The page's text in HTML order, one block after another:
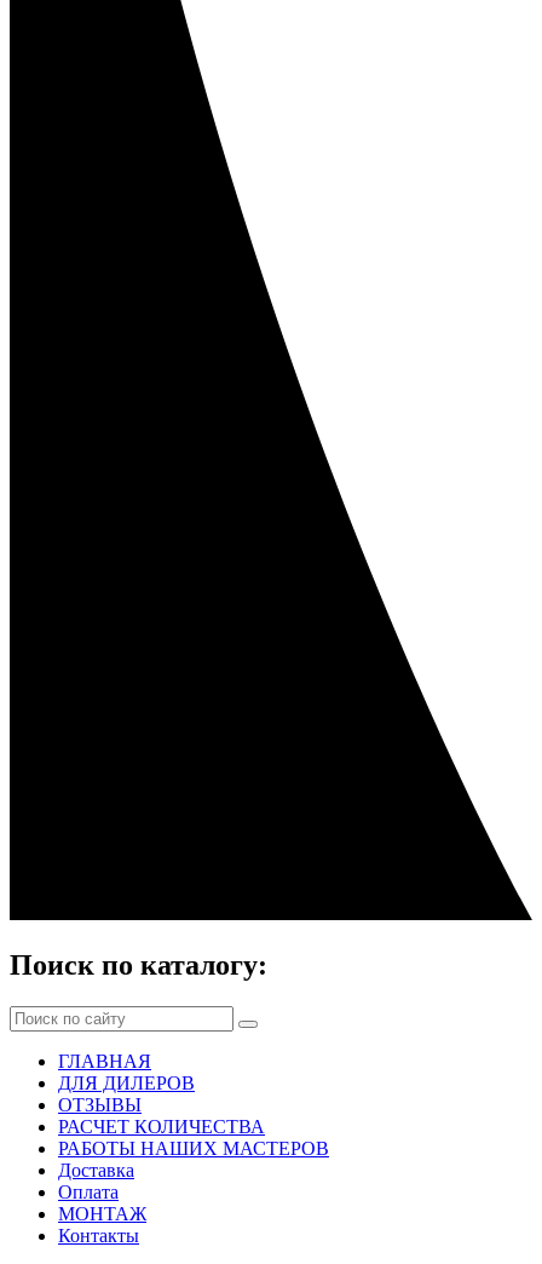
Поиск по каталогу:
ГЛАВНАЯ
ДЛЯ ДИЛЕРОВ
ОТЗЫВЫ
РАСЧЕТ КОЛИЧЕСТВА
РАБОТЫ НАШИХ МАСТЕРОВ
Доставка
Оплата
МОНТАЖ
Контакты